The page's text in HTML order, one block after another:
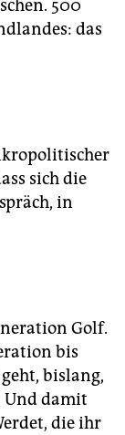
500
das
sich die
in
Golf.
bis
bislang,
Und damit
die ihr